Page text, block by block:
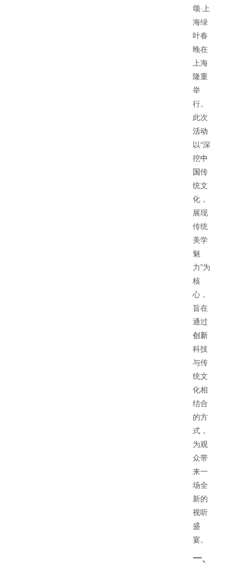
颂·上
海绿
叶春
晚在
上海
隆重
举
行。
此次
活动
以“深
挖中
国传
统文
化，
展现
传统
美学
魅
力”为
核
心，
旨在
通过
创新
科技
与传
统文
化相
结合
的方
式，
为观
众带
来一
场全
新的
视听
盛
宴。
一、